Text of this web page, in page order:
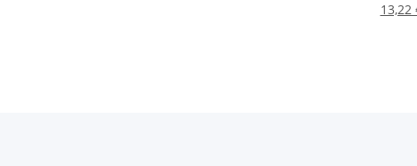
13,22